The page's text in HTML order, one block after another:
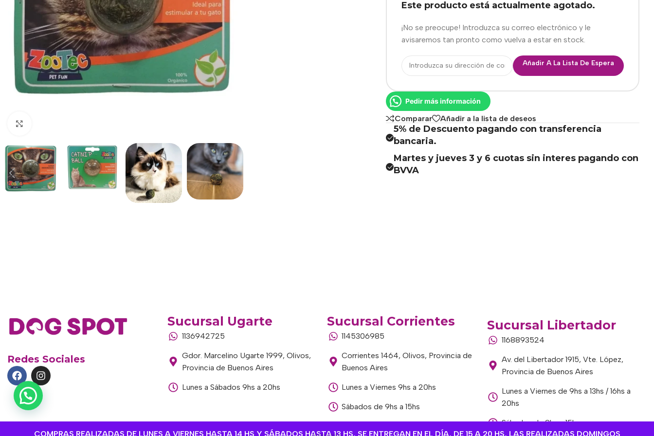
COMPRAS REALIZADAS DE LUNES A VIERNES HASTA 14 HS Y SÁBADOS HASTA 13 HS, SE ENTREGAN EN EL DÍA, DE 15 A 20 HS, LAS REALIZADAS DOMINGOS
Este producto está actualmente agotado.
¡No se preocupe! Introduzca su correo electrónico y le
avisaremos tan pronto como vuelva a estar en stock.
Añadir A La Lista De Espera
Pedir más información
Comparar Añadir a la lista de deseos
5% de Descuento pagando con transferencia
bancaria.
Martes y jueves 3 y 6 cuotas sin interes pagando con
BVVA
Redes Sociales
Sucursal Ugarte
1136942725
Gdor. Marcelino Ugarte 1999, Olivos,
Provincia de Buenos Aires
Lunes a Sábados 9hs a 20hs
Sucursal Corrientes
1145306985
Corrientes 1464, Olivos, Provincia de
Buenos Aires
Lunes a Viernes 9hs a 20hs
Sábados de 9hs a 15hs
Sucursal Libertador
1168893524
Av. del Libertador 1915, Vte. López,
Provincia de Buenos Aires
Lunes a Viernes de 9hs a 13hs / 16hs a
20hs
Sábados de 9hs a 15hs